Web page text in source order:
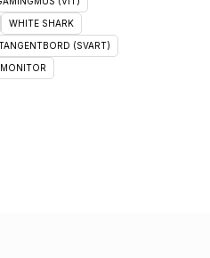
WHITE SHARK
(SVART)
MONITOR